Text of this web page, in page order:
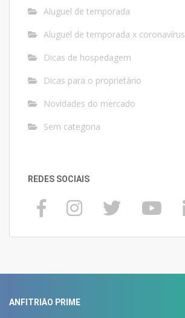
Aluguel de temporada
Aluguel de temporada x coronavírus
Dicas de hospedagem
Dicas para o proprietário
Novidades do mercado
Sem categoria
REDES SOCIAIS
ANFITRIÃO PRIME